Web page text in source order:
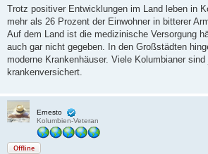
Trotz positiver Entwicklungen im Land leben in
mehr als 26 Prozent der Einwohner in bitterer
Auf dem Land ist die medizinische Versorgung
auch gar nicht gegeben. In den Großstädten
moderne Krankenhäuser. Viele Kolumbianer
krankenversichert.
Ernesto
Kolumbien-Veteran
Offline